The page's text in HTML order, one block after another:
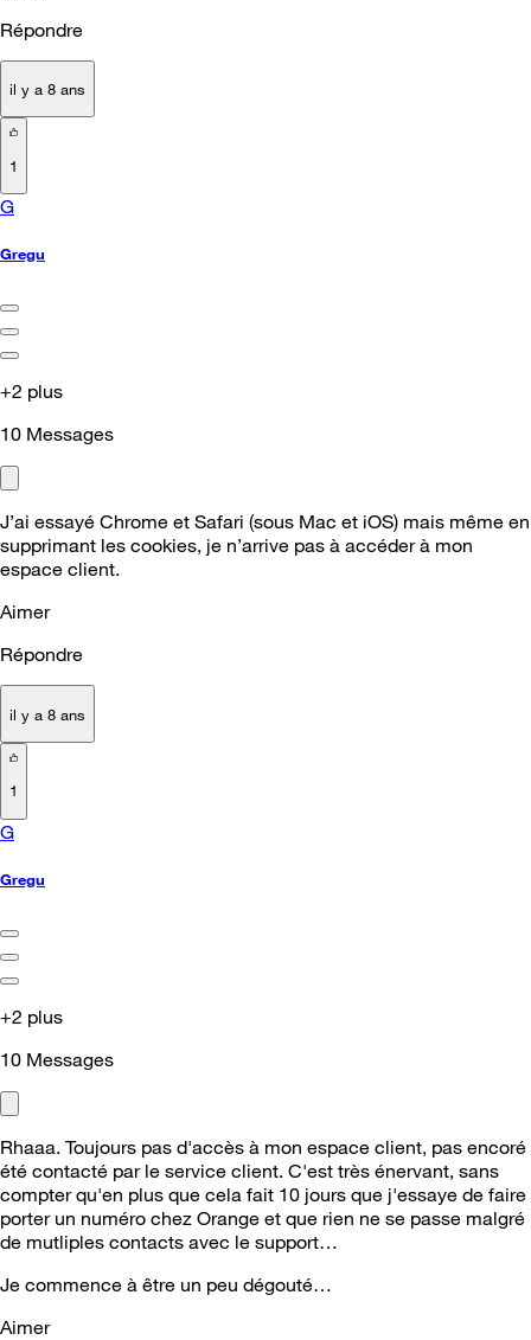
Répondre
il y a 8 ans
1
G
Gregu
+2 plus
10 Messages
J’ai essayé Chrome et Safari (sous Mac et iOS) mais même en
supprimant les cookies, je n’arrive pas à accéder à mon
espace client.
Aimer
Répondre
il y a 8 ans
1
G
Gregu
+2 plus
10 Messages
Rhaaa. Toujours pas d'accès à mon espace client, pas encoré
été contacté par le service client. C'est très énervant, sans
compter qu'en plus que cela fait 10 jours que j'essaye de faire
porter un numéro chez Orange et que rien ne se passe malgré
de mutliples contacts avec le support…
Je commence à être un peu dégouté…
Aimer